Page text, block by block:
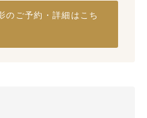
のご予約・詳細はこち